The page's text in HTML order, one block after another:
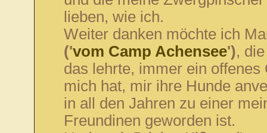
lieben, wie ich.
Weiter danken möchte ich
('vom Camp Achensee'),
das lehrte, immer ein offenes
mich hat, mir ihre Hunde
in all den Jahren zu einer
Freundinen geworden ist.